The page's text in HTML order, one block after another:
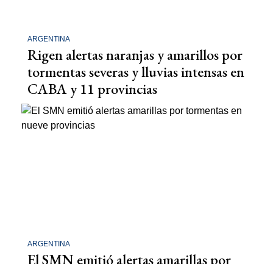
ARGENTINA
Rigen alertas naranjas y amarillos por
tormentas severas y lluvias intensas en
CABA y 11 provincias
ARGENTINA
El SMN emitió alertas amarillas por